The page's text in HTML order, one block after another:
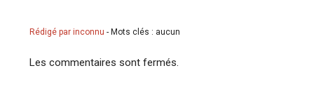
Rédigé par inconnu- Mots clés : aucun
Les commentaires sont fermés.